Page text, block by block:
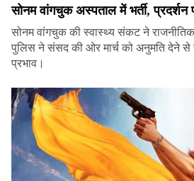
सोनम वांगचुक अस्पताल में भर्ती,
सोनम वांगचुक की स्वास्थ्य संकट ने राजनीतिक
पुलिस ने संसद की ओर मार्च को अनुमति देने
प्रभाव।